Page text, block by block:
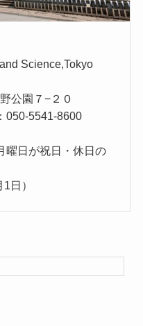
Science,Tokyo
公園７−２０
050-5541-8600
曜日が祝日・休日の
日）